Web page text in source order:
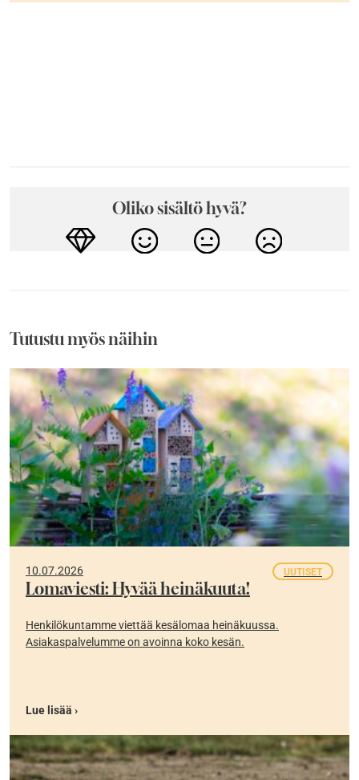
Oliko sisältö hyvä?
Tutustu myös näihin
10.07.2026 UUTISET
Lomaviesti: Hyvää heinäkuuta!
Henkilökuntamme viettää kesälomaa heinäkuussa.
Asiakaspalvelumme on avoinna koko kesän.
Lue lisää ›